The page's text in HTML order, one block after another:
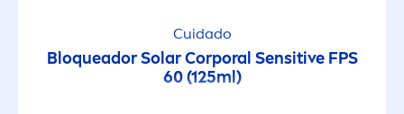
Cuidado
Bloqueador Solar Corporal SensitiveFPS
60 (125ml)